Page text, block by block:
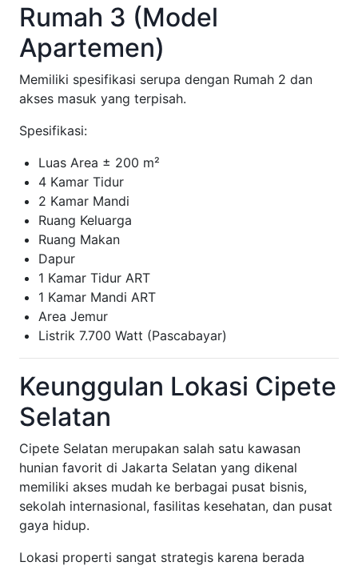
Rumah 3 (Model
Apartemen)
Memiliki spesifikasi serupa dengan Rumah 2 dan
akses masuk yang terpisah.
Spesifikasi:
Luas Area ± 200 m²
4 Kamar Tidur
2 Kamar Mandi
Ruang Keluarga
Ruang Makan
Dapur
1 Kamar Tidur ART
1 Kamar Mandi ART
Area Jemur
Listrik 7.700 Watt (Pascabayar)
Keunggulan Lokasi Cipete
Selatan
Cipete Selatan merupakan salah satu kawasan
hunian favorit di Jakarta Selatan yang dikenal
memiliki akses mudah ke berbagai pusat bisnis,
sekolah internasional, fasilitas kesehatan, dan pusat
gaya hidup.
Lokasi properti sangat strategis karena berada